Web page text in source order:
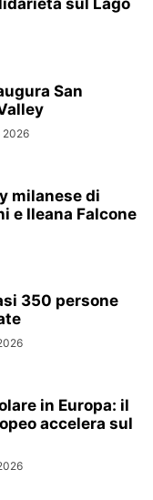
San
2026
milanese di
e Ileana Falcone
350 persone
in Europa: il
accelera sul